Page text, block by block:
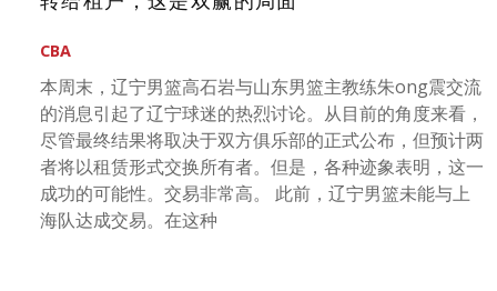
CBA
本周末，辽宁男篮高石岩与山东男篮主教练朱ong震交流
的消息引起了辽宁球迷的热烈讨论。从目前的角度来看，
尽管最终结果将取决于双方俱乐部的正式公布，但预计两
者将以租赁形式交换所有者。但是，各种迹象表明，这一
成功的可能性。交易非常高。 此前，辽宁男篮未能与上
海队达成交易。在这种